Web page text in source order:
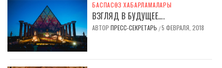
БАСПАСӨЗ ХАБАРЛАМАЛАРЫ
ВЗГЛЯД В БУДУЩЕЕ….
АВТОР ПРЕСС-СЕКРЕТАРЬ /5 ФЕВРАЛЯ, 2018